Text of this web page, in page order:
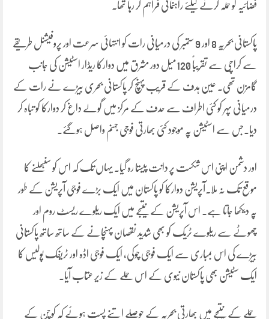
فضائیہ کو حملہ کرنے کیلئے راہنمائی فراہم کر رہا تھا۔
پاکستانی بحریہ 8 اور 9 ستمبر کی درمیانی رات کو انتہائی سرعت اور پروفیشنل طریقے
سے کراچی سے تقریباً 120میل دور مشرق میں دوارکا ریڈار اسٹیشن کی جانب
گامزن تھی۔ عین ہدف کے قریب پہنچ کر پاکستانی بحری بیڑے نے رات کے
درمیانی پہر کو کئی اطراف سے حدف کے مرکز میں گولے داغ کر دوارکا کو تباہ کر
دیا۔جس سے اسٹیشن پہ موجود کئی بھارتی فوجی جہنم واصل ہوگئے۔
اور دشمن اپنی اس شکست پر دانت پیستا رہ گیا۔ یہاں تک کہ اس کو سنبھلنے کا
موقع تک نہ ملا۔آپریشن دوارکا کو پاکستان میں ایک بڑے فوجی آپریشن کے طور
پہ دیکھا جاتا ہے۔ اس آپریشن کے نتیجے میں ایک ریلوے ریسٹ روم اور
چھوٹے سے ریلوے ٹریک کو بھی شدید نقصان پہنچانے کے ساتھ ساتھ پاکستانی
بیڑے کی اس بمباری سے ایک فوجی چوکی، ایک فوجی اڈہ اور ٹریفک پولیس کا
ایک سٹیشن بھی پاکستان نیوی کے اس حملے کے زیر عتاب آیا۔
حملے کے نتیجے میں بھارتی بحریہ کے حوصلے اتنے پست ہوئے کہ کوچن کے